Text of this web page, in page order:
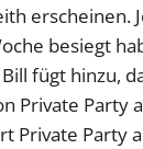
erscheinen.
besiegt
fügt hinzu,
Private Party
Private Party